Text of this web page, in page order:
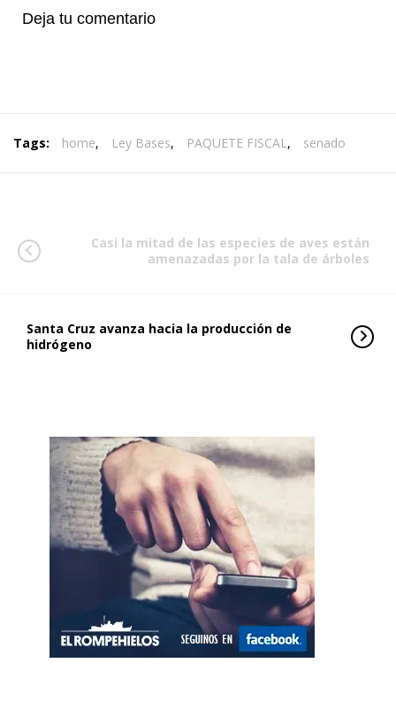
Deja tu comentario
Tags: home, Ley Bases, PAQUETE FISCAL, senado
Casi la mitad de las especies de aves están
amenazadas por la tala de árboles
Santa Cruz avanza hacia la producción de
hidrógeno